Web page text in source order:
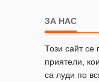
ЗА НАС
Този сайт се
приятели,
са луди по